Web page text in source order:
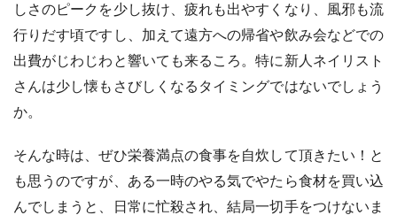
しさのピークを少し抜け、疲れも出やすくなり、風邪も流
行りだす頃ですし、加えて遠方への帰省や飲み会などでの
出費がじわじわと響いても来るころ。特に新人ネイリスト
さんは少し懐もさびしくなるタイミングではないでしょう
か。
そんな時は、ぜひ栄養満点の食事を自炊して頂きたい！と
も思うのですが、ある一時のやる気でやたら食材を買い込
んでしまうと、日常に忙殺され、結局一切手をつけないま